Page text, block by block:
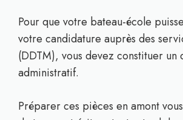
Pour que votre bateau-école
votre candidature auprès des
(DDTM), vous devez constituer un
administratif.
Préparer ces pièces en amont